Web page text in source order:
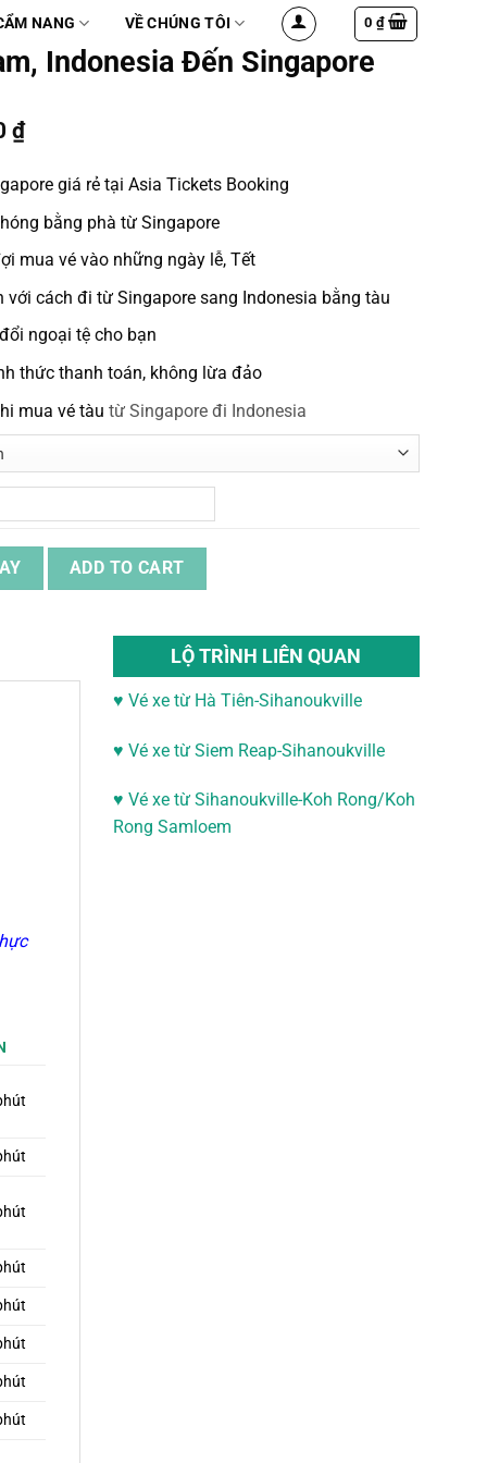
NANG VỀ CHÚNG TÔI 0 ₫
Indonesia Đến Singapore
₫
giá rẻ tại Asia Tickets Booking
bằng phà từ Singapore
mua vé vào những ngày lễ, Tết
với cách đi từ Singapore sang Indonesia bằng tàu
ngoại tệ cho bạn
thức thanh toán, không lừa đảo
mua vé tàu từ Singapore đi Indonesia
Singapore quantity
ADD TO CART
LỘ TRÌNH LIÊN QUAN
♥ Vé xe từ Hà Tiên-Sihanoukville
♥ Vé xe từ Siem Reap-Sihanoukville
♥ Vé xe từ Sihanoukville-Koh Rong/Koh
Rong Samloem